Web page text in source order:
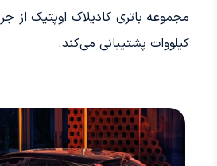
کیلووات پشتیبانی می­‌کند.